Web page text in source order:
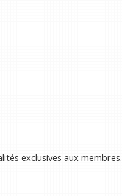
exclusives aux membres.